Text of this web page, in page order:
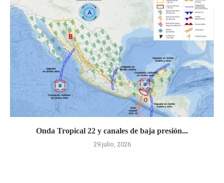
Onda Tropical 22 y canales de baja presión...
29 julio, 2026